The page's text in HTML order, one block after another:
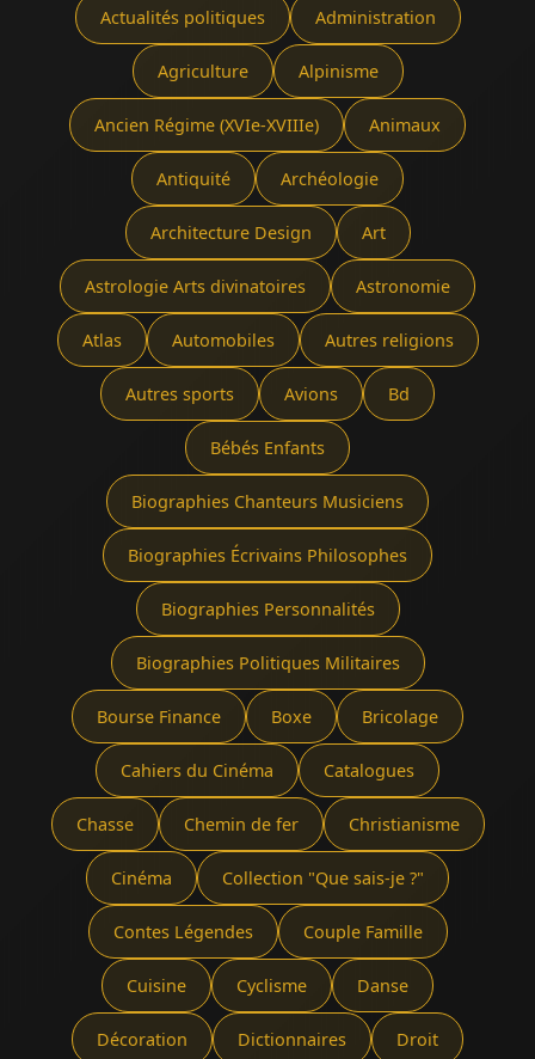
Actualités politiques Administration
Agriculture Alpinisme
Ancien Régime (XVIe-XVIIIe) Animaux
Antiquité Archéologie
Architecture Design Art
Astrologie Arts divinatoires Astronomie
Atlas Automobiles Autres religions
Autres sports Avions Bd
Bébés Enfants
Biographies Chanteurs Musiciens
Biographies Écrivains Philosophes
Biographies Personnalités
Biographies Politiques Militaires
Bourse Finance Boxe Bricolage
Cahiers du Cinéma Catalogues
Chasse Chemin de fer Christianisme
Cinéma Collection "Que sais-je ?"
Contes Légendes Couple Famille
Cuisine Cyclisme Danse
Décoration Dictionnaires Droit